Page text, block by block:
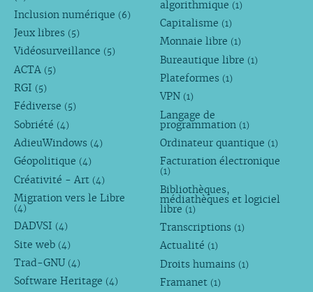
Inclusion numérique (6)
Jeux libres (5)
Vidéosurveillance (5)
ACTA (5)
RGI (5)
Fédiverse (5)
Sobriété (4)
AdieuWindows (4)
Géopolitique (4)
Créativité - Art (4)
Migration vers le Libre
(4)
DADVSI (4)
Site web (4)
Trad-GNU (4)
Software Heritage (4)
algorithmique (1)
Capitalisme (1)
Monnaie libre (1)
Bureautique libre (1)
Plateformes (1)
VPN (1)
Langage de
programmation (1)
Ordinateur quantique (1)
Facturation électronique
(1)
Bibliothèques,
médiathèques et logiciel
libre (1)
Transcriptions (1)
Actualité (1)
Droits humains (1)
Framanet (1)